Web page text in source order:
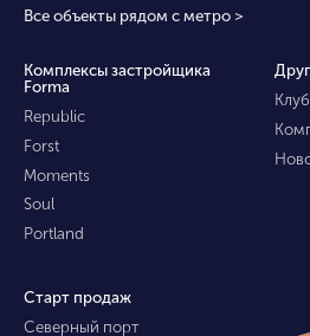
Все объекты рядом с метро >
Комплексы застройщика
Forma
Republic
Forst
Moments
Soul
Portland
Старт продаж
Северный порт